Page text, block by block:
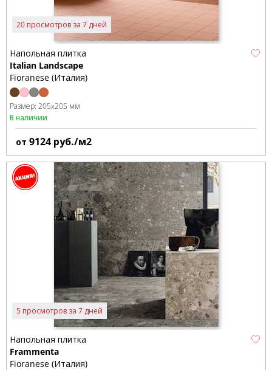
20 просмотров за 7 дней
Напольная плитка
Italian Landscape
Fioranese (Италия)
Размер: 205x205 мм
В наличии
от 9124 руб./м2
5 просмотров за 7 дней
Напольная плитка
Frammenta
Fioranese (Италия)